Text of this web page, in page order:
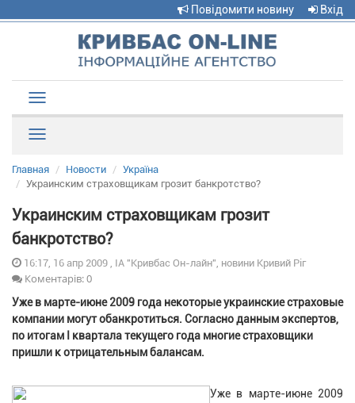
Повідомити новину Вхід
navigation
Главная Новости
Україна
Украинским страховщикам грозит банкротство?
Украинским страховщикам грозит
банкротство?
16:17, 16 апр 2009 , ІА "Кривбас Он-лайн", новини Кривий Ріг
Коментарів: 0
Уже в марте-июне 2009 года некоторые украинские страховые
компании могут обанкротиться. Согласно данным экспертов,
по итогам I квартала текущего года многие страховщики
пришли к отрицательным балансам.
Уже в марте-июне 2009